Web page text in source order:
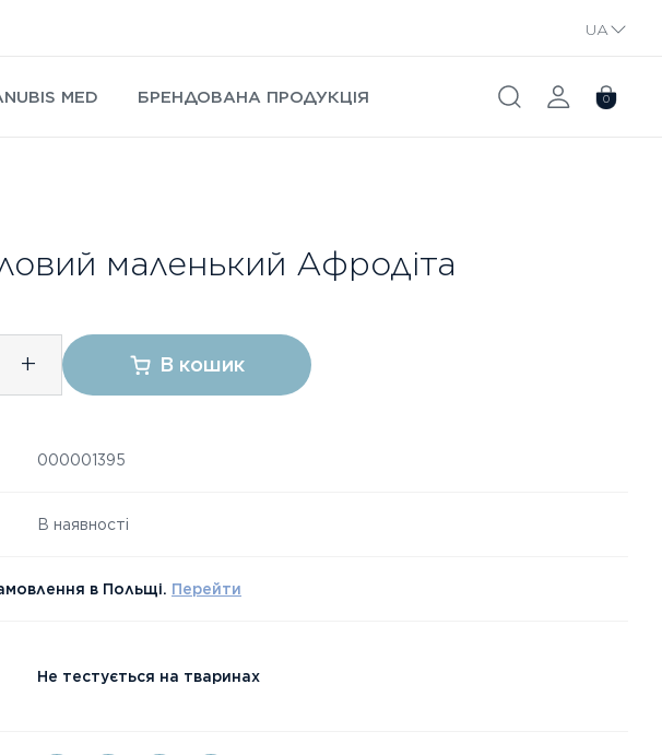
UA
MED БРЕНДОВАНА ПРОДУКЦІЯ 0
маленький Афродіта
+ В кошик
000001395
В наявності
в Польщі. Перейти
Не тестується на тваринах